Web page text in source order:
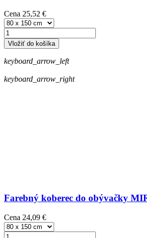
Cena 25,52 €
Vložiť do košíka
keyboard_arrow_left
keyboard_arrow_right
Farebný koberec do obývačky
Cena 24,09 €